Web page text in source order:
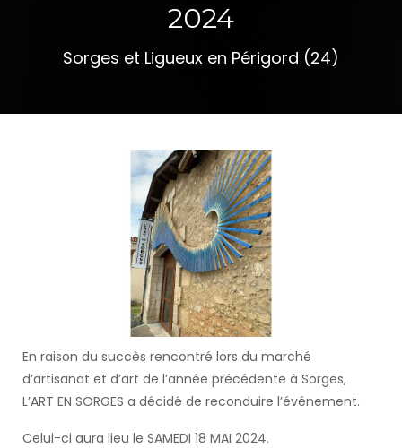
2024
Sorges et Ligueux en Périgord (24)
En raison du succès rencontré lors du marché
d’artisanat et d’art de l’année précédente à Sorges,
L’ART EN SORGES a décidé de reconduire l’événement.
Celui-ci aura lieu le SAMEDI 18 MAI 2024.